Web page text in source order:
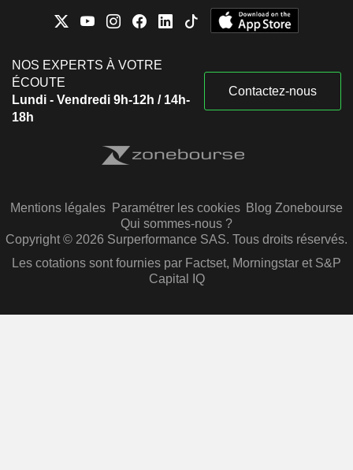
NOS EXPERTS À VOTRE
ÉCOUTE
Lundi - Vendredi 9h-12h / 14h-
18h
Contactez-nous
Mentions légales Paramétrer les cookies Blog Zonebourse
Qui sommes-nous ?
Copyright © 2026 Surperformance SAS. Tous droits réservés.
Les cotations sont fournies par Factset, Morningstar et S&P
Capital IQ